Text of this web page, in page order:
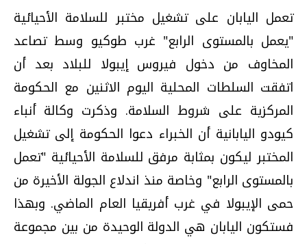
تعمل اليابان على تشغيل مختبر للسلامة الأحيائية
"يعمل بالمستوى الرابع" غرب طوكيو وسط تصاعد
المخاوف من دخول فيروس إيبولا للبلاد بعد أن
اتفقت السلطات المحلية اليوم الاثنين مع الحكومة
المركزية على شروط السلامة. وذكرت وكالة أنباء
كيودو اليابانية أن الخبراء دعوا الحكومة إلى تشغيل
المختبر ليكون بمثابة مرفق للسلامة الأحيائية "تعمل
بالمستوى الرابع" وخاصة منذ اندلاع الجولة الأخيرة من
حمى الإيبولا في غرب أفريقيا العام الماضي. وبهذا
فستكون اليابان هي الدولة الوحيدة من بين مجموعة